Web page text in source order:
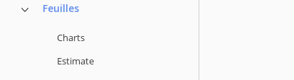
Feuilles
Charts
Estimate